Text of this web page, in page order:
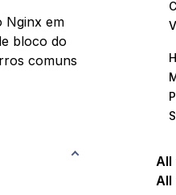
Nginx em
bloco do
comuns
All
All